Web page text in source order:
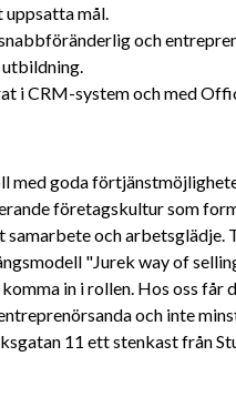
mål.
och
i CRM-system och med
med goda
företagskultur som
och arbetsglädje.
"Jurek way of
in i rollen. Hos oss får
och inte
11 ett stenkast från